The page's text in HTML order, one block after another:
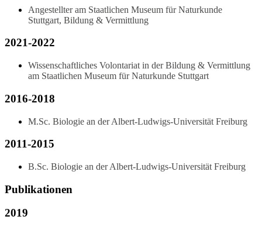
Angestellter am Staatlichen Museum für Naturkunde
Stuttgart, Bildung & Vermittlung
2021-2022
Wissenschaftliches Volontariat in der Bildung & Vermittlung
am Staatlichen Museum für Naturkunde Stuttgart
2016-2018
M.Sc. Biologie an der Albert-Ludwigs-Universität Freiburg
2011-2015
B.Sc. Biologie an der Albert-Ludwigs-Universität Freiburg
Publikationen
2019